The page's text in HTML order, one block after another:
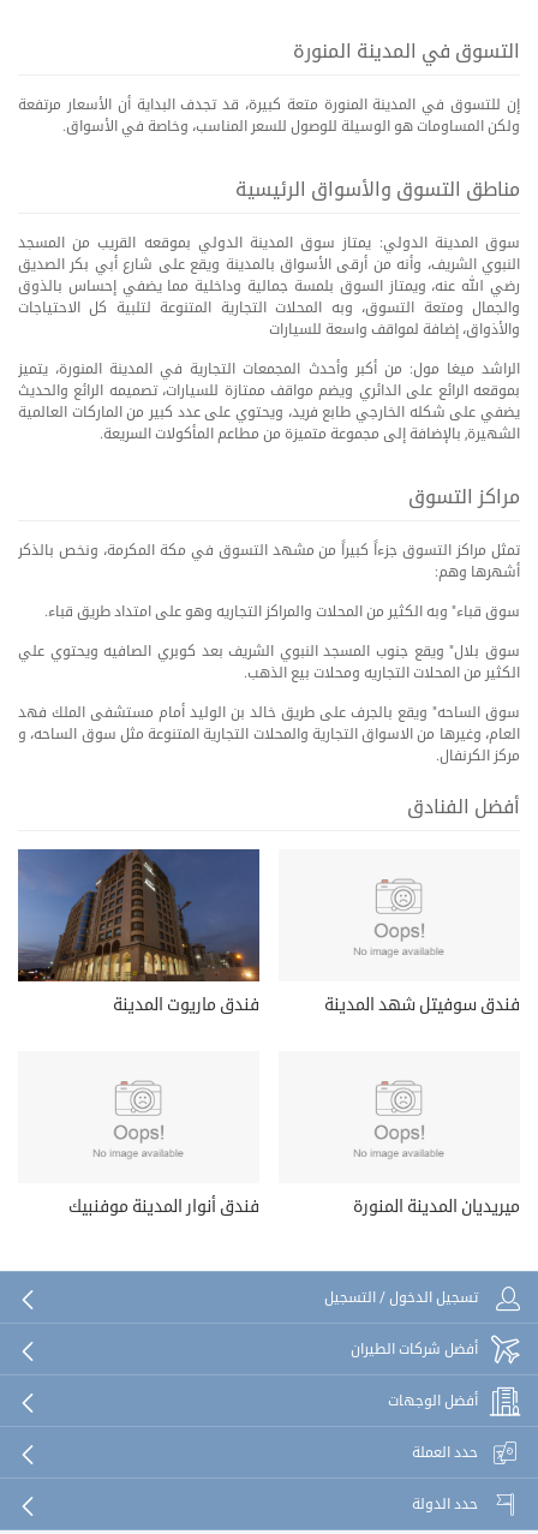
التسوق في المدينة المنورة
إن للتسوق في المدينة المنورة متعة كبيرة، قد تجدف البداية أن الأسعار مرتفعة
ولكن المساومات هو الوسيلة للوصول للسعر المناسب، وخاصة في الأسواق.
مناطق التسوق والأسواق الرئيسية
سوق المدينة الدولي: يمتاز سوق المدينة الدولي بموقعه القريب من المسجد
النبوي الشريف، وأنه من أرقى الأسواق بالمدينة ويقع على شارع أبي بكر الصديق
رضي الله عنه، ويمتاز السوق بلمسة جمالية وداخلية مما يضفي إحساس بالذوق
والجمال ومتعة التسوق، وبه المحلات التجارية المتنوعة لتلبية كل الاحتياجات
والأذواق، إضافة لمواقف واسعة للسيارات
الراشد ميغا مول: من أكبر وأحدث المجمعات التجارية في المدينة المنورة، يتميز
بموقعه الرائع على الدائري ويضم مواقف ممتازة للسيارات، تصميمه الرائع والحديث
يضفي على شكله الخارجي طابع فريد، ويحتوي على عدد كبير من الماركات العالمية
الشهيرة, بالإضافة إلى مجموعة متميزة من مطاعم المأكولات السريعة.
مراكز التسوق
تمثل مراكز التسوق جزءاً كبيراً من مشهد التسوق في مكة المكرمة، ونخص بالذكر
أشهرها وهم:
سوق قباء" وبه الكثير من المحلات والمراكز التجاريه وهو على امتداد طريق قباء.
سوق بلال" ويقع جنوب المسجد النبوي الشريف بعد كوبري الصافيه ويحتوي علي
الكثير من المحلات التجاريه ومحلات بيع الذهب.
سوق الساحه" ويقع بالجرف على طريق خالد بن الوليد أمام مستشفى الملك فهد
العام، وغيرها من الاسواق التجارية والمحلات التجارية المتنوعة مثل سوق الساحه، و
مركز الكرنفال.
أفضل الفنادق
فندق سوفيتل شهد المدينة فندق ماريوت المدينة
ميريديان المدينة المنورة فندق أنوار المدينة موفنبيك
تسجيل الدخول / التسجيل
أفضل شركات الطيران
أفضل الوجهات
حدد العملة
حدد الدولة